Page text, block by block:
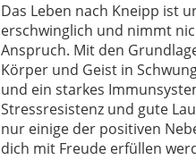
Das Leben nach Kneipp ist
erschwinglich und nimmt
Anspruch. Mit den
Körper und Geist in
und ein starkes
Stressresistenz und gute
nur einige der positiven
dich mit Freude erfüllen